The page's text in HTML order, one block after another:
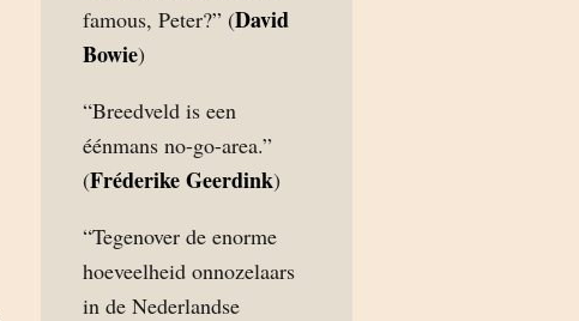
famous, Peter?” (David
Bowie)
“Breedveld is een
éénmans no-go-area.”
(Fréderike Geerdink)
“Tegenover de enorme
hoeveelheid onnozelaars
in de Nederlandse